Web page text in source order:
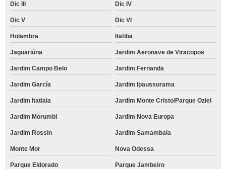
Dic III Dic IV
Dic V Dic VI
Holambra Itatiba
Jaguariúna Jardim Aeronave de Viracopos
Jardim Campo Belo Jardim Fernanda
Jardim García Jardim Ipaussurama
Jardim Itatiaia Jardim Monte Cristo/Parque Oziel
Jardim Morumbi Jardim Nova Europa
Jardim Rossin Jardim Samambaia
Monte Mor Nova Odessa
Parque Eldorado Parque Jambeiro